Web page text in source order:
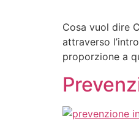
Cosa vuol dire
attraverso
proporzione a